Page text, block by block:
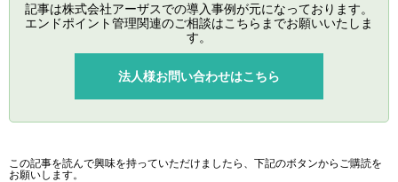
記事は株式会社アーザスでの導入事例が元になっております。
エンドポイント管理関連のご相談はこちらまでお願いいたしま
す。
法人様お問い合わせはこちら
この記事を読んで興味を持っていただけましたら、下記のボタンからご購読を
お願いします。